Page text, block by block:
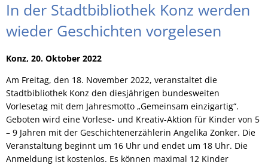
In der Stadtbibliothek Konz werden
wieder Geschichten vorgelesen
Konz, 20. Oktober 2022
Am Freitag, den 18. November 2022, veranstaltet die
Stadtbibliothek Konz den diesjährigen bundesweiten
Vorlesetag mit dem Jahresmotto „Gemeinsam einzigartig“.
Geboten wird eine Vorlese- und Kreativ-Aktion für Kinder von 5
– 9 Jahren mit der Geschichtenerzählerin Angelika Zonker. Die
Veranstaltung beginnt um 16 Uhr und endet um 18 Uhr. Die
Anmeldung ist kostenlos. Es können maximal 12 Kinder